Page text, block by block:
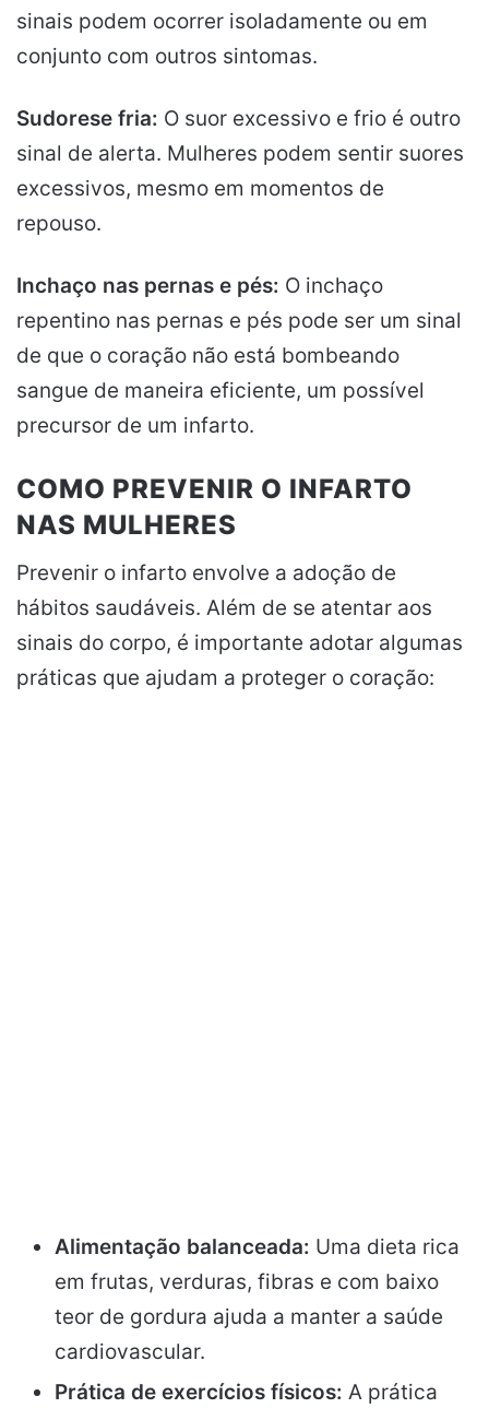
sinais podem ocorrer isoladamente ou em
conjunto com outros sintomas.
Sudorese fria: O suor excessivo e frio é outro
sinal de alerta. Mulheres podem sentir suores
excessivos, mesmo em momentos de
repouso.
Inchaço nas pernas e pés: O inchaço
repentino nas pernas e pés pode ser um sinal
de que o coração não está bombeando
sangue de maneira eficiente, um possível
precursor de um infarto.
COMO PREVENIR O INFARTO
NAS MULHERES
Prevenir o infarto envolve a adoção de
hábitos saudáveis. Além de se atentar aos
sinais do corpo, é importante adotar algumas
práticas que ajudam a proteger o coração:
Alimentação balanceada: Uma dieta rica
em frutas, verduras, fibras e com baixo
teor de gordura ajuda a manter a saúde
cardiovascular.
Prática de exercícios físicos: A prática